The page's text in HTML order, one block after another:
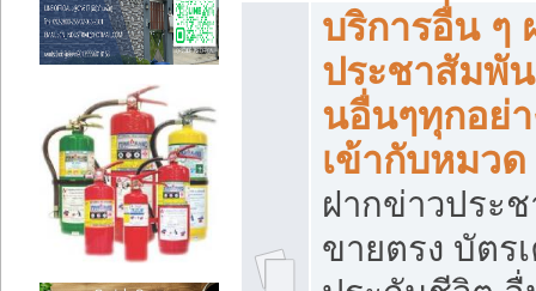
บริการอื่น ๆ
ประชาสัมพั
นอื่นๆทุกอย่
เข้ากับหมวด
ฝากข่าวประ
ขายตรง บัตร